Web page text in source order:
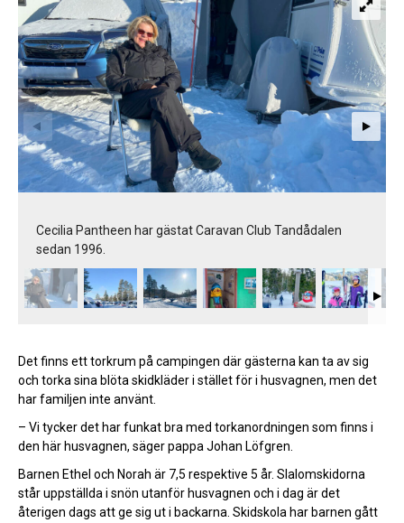
Cecilia Pantheen har gästat Caravan Club Tandådalen
sedan 1996.
Det finns ett torkrum på campingen där gästerna kan ta av sig
och torka sina blöta skidkläder i stället för i husvagnen, men det
har familjen inte använt.
– Vi tycker det har funkat bra med torkanordningen som finns i
den här husvagnen, säger pappa Johan Löfgren.
Barnen Ethel och Norah är 7,5 respektive 5 år. Slalomskidorna
står uppställda i snön utanför husvagnen och i dag är det
återigen dags att ge sig ut i backarna. Skidskola har barnen gått